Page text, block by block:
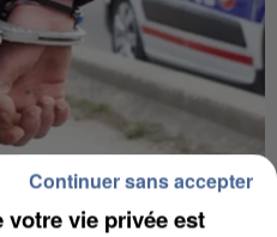
votre vie privée est
Continuer sans accepter